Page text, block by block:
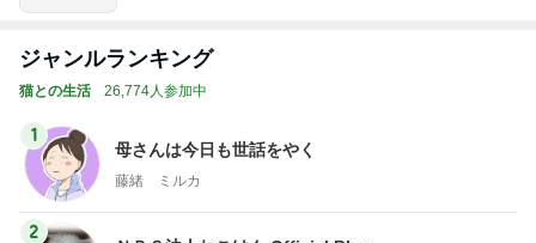
ジャンルランキング
猫との生活 26,774人参加中
1
母さんは今日も世話をやく
藤緒 ミルカ
2